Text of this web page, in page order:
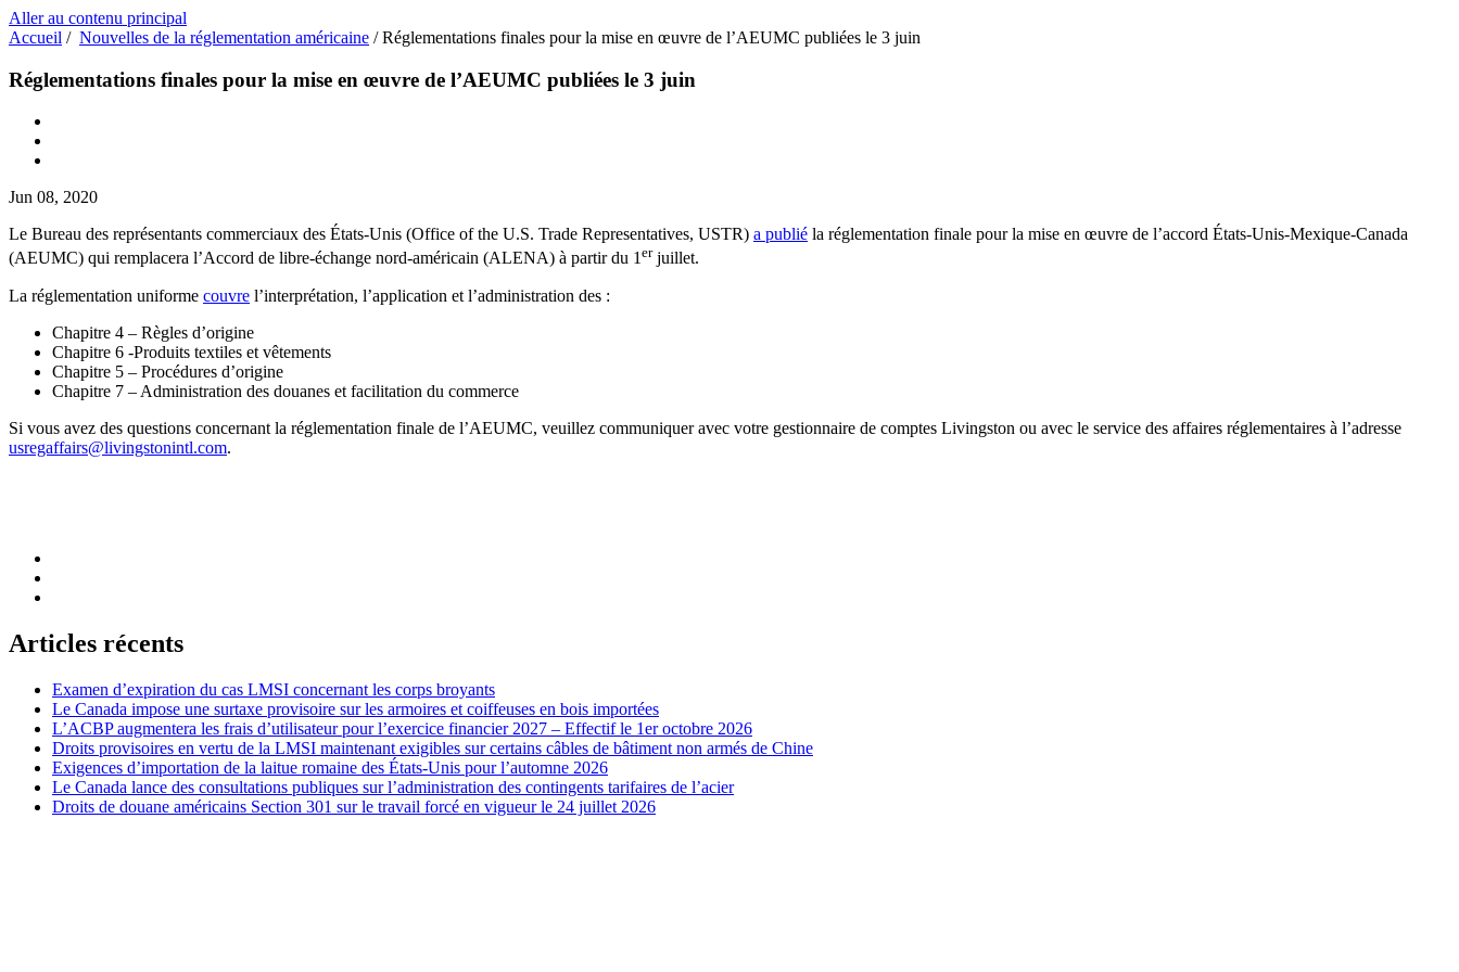
Aller au contenu principal
Accueil / Nouvelles de la réglementation américaine /Réglementations finales pour la mise en œuvre de l’AEUMC publiées le 3 juin
Réglementations finales pour la mise en œuvre de l’AEUMC publiées le 3 juin
Jun 08, 2020
Le Bureau des représentants commerciaux des États-Unis (Office of the U.S. Trade Representatives, USTR) a publié la réglementation finale pour la mise en œuvre de l’accord États-Unis-Mexique-Canada
(AEUMC) qui remplacera l’Accord de libre-échange nord-américain (ALENA) à partir du 1erjuillet.
La réglementation uniforme couvre l’interprétation, l’application et l’administration des :
Chapitre 4 – Règles d’origine
Chapitre 6 -Produits textiles et vêtements
Chapitre 5 – Procédures d’origine
Chapitre 7 – Administration des douanes et facilitation du commerce
Si vous avez des questions concernant la réglementation finale de l’AEUMC, veuillez communiquer avec votre gestionnaire de comptes Livingston ou avec le service des affaires réglementaires à l’adresse
usregaffairs@livingstonintl.com.
Articles récents
Examen d’expiration du cas LMSI concernant les corps broyants
Le Canada impose une surtaxe provisoire sur les armoires et coiffeuses en bois importées
L’ACBP augmentera les frais d’utilisateur pour l’exercice financier 2027 – Effectif le 1er octobre 2026
Droits provisoires en vertu de la LMSI maintenant exigibles sur certains câbles de bâtiment non armés de Chine
Exigences d’importation de la laitue romaine des États-Unis pour l’automne 2026
Le Canada lance des consultations publiques sur l’administration des contingents tarifaires de l’acier
Droits de douane américains Section 301 sur le travail forcé en vigueur le 24 juillet 2026